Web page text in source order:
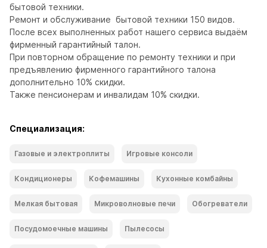
бытовой техники.
Ремонт и обслуживание  бытовой техники 150 видов.
После всех выполненных работ нашего сервиса выдаём
фирменный гарантийный талон.
При повторном обращение по ремонту техники и при
предъявлению фирменного гарантийного талона
дополнительно 10% скидки.
Также пенсионерам и инвалидам 10% скидки.
Специализация:
Газовые и электроплиты Игровые консоли
Кондиционеры Кофемашины Кухонные комбайны
Мелкая бытовая Микроволновые печи Обогреватели
Посудомоечные машины Пылесосы